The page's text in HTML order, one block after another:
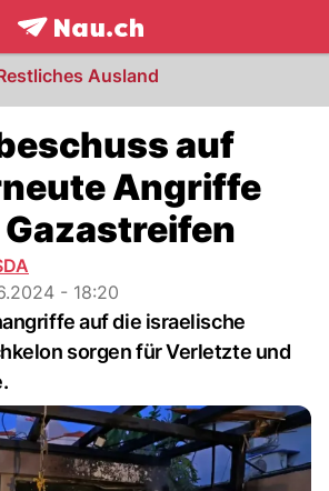
frontpage.NAU.ch
Ausland
auf
Angriffe
- 18:20
auf die israelische
sorgen für Verletzte und